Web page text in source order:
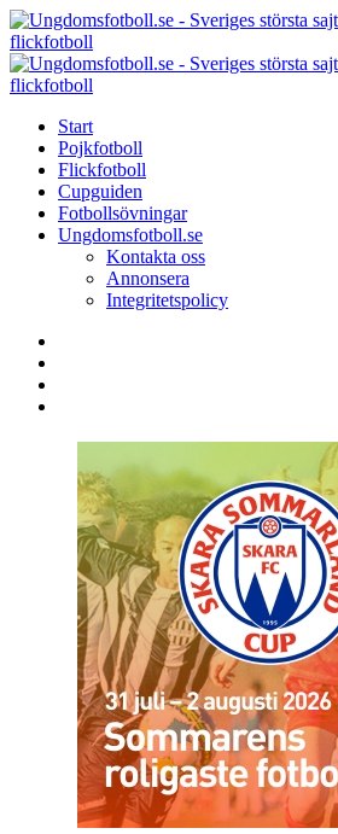
Menu
Search
Menu
Start
Pojkfotboll
Flickfotboll
Cupguiden
Fotbollsövningar
Ungdomsfotboll.se
Kontakta oss
Annonsera
Integritetspolicy